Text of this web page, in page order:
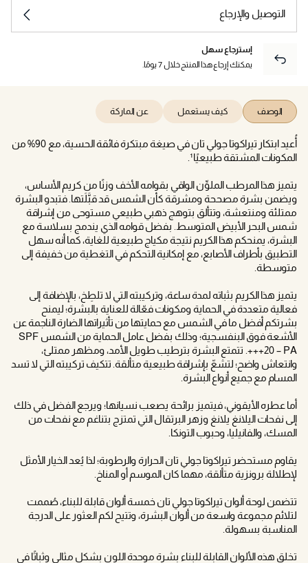
التوصيل والإرجاع
إسترجاع سهل
يمكنك إرجاع هذا المنتج خلال 7 يومًا.
الوصف كيف يستعمل عن الماركة
أُعيد ابتكار تيراكوتا جولي تان في صيغة مبتكرة فائقة الحسية، مع 90% من
المكونات المشتقة طبيعيًا¹.
يتميز هذا المرطب الملوِّن الواقي بقوامه الأخف وزنًا من كريم الأساس،
ويضمن بشرة مصححة ومشرقة كأن الشمس قد قبَّلَتها. فتبدو البشرة
ممتلئة ومنتعشة، وتتألق بتوهج ذهبي طبيعي مستوحى من إشراقة
شمس البحر الأبيض المتوسط. بفضل قوامه الذي يندمج بسلاسة مع
البشرة، يمنحكم هذا الكريم نتيجة مكياج طبيعية للغاية، كما أنه سهل
التطبيق بأطراف الأصابع، مع إمكانية التحكم في التغطية من خفيفة إلى
متوسطة.
يتميز هذا الكريم بثباته لمدة ساعة، وتركيبته التي لا تلطِخ، بالإضافة إلى
فعالية متعددة في الحماية ومكونات فعّالة للعناية بالبشرة؛ ليمنح
بشرتكم أفضل ما في الشمس مع حمايتها من تأثيراتها الضارة الناجمة عن
الأشعة فوق البنفسجية؛ وذلك بفضل عامل الحماية من الشمس SPF
20 – PA+++. تتمتع البشرة بترطيب طويل الأمد، ومظهر ممتلئ،
وانتعاش واضح؛ لتشعّ بإشراقة طبيعية متألقة. تتكيف تركيبته التي لا تسد
المسام مع جميع أنواع البشرة.
أما عطره الأيقوني، فيتميز برائحة يصعب نسيانها؛ ويرجع الفضل في ذلك
إلى نفحات اليلانغ يلانغ وزهر البرتقال التي تمتزج بتناغم مع نفحات من
المسك، والفانيليا، وحبوب التونكا.
يقاوم مستحضر تيراكوتا جولي تان الحرارة والرطوبة؛ لذا يُعد الخيار الأمثل
لإطلالة برونزية متألقة، مهما كان الموسم أو المناخ.
تتضمن لوحة ألوان تيراكوتا جولي تان خمسة ألوان قابلة للبناء، صُممت
لتلائم مجموعة واسعة من ألوان البشرة، وتتيح لكم العثور على الدرجة
المناسبة بسهولة.
تخلق هذه الألوان القابلة للبناء بشرة موحدة اللون بشكل مثالي وثباتًا في